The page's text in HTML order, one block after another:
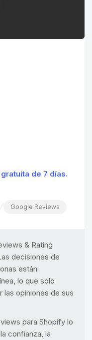
de 7 días.
/ Google Reviews
& Rating
decisiones de
están
lo que solo
las opiniones de sus
para Shopify lo
confianza, la